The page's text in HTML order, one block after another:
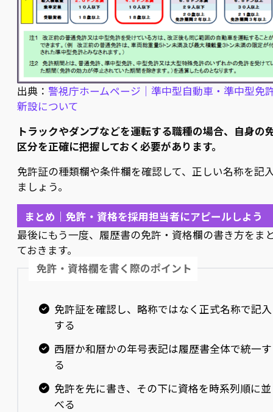
出典： 警視庁ホームページ｜準中型自動車・準中型免
新設について
トラックやダンプなどを運転する職種の場合、自身の
区分を正確に把握しておく必要があります。
免許証の種類欄や条件欄を確認して、正しい名称を記
ましょう。
まとめ｜免許・資格を採用担当者にアピールしよう
最後にもう一度、履歴書の免許・資格欄の書き方をま
ておきます。
免許・資格欄を書く際のポイント
免許証を確認し、略称ではなく正式名称で記入
する
西暦か和暦かの年号表記は履歴書全体で統一す
る
免許を先に書き、その下に資格を時系列順に並
べる